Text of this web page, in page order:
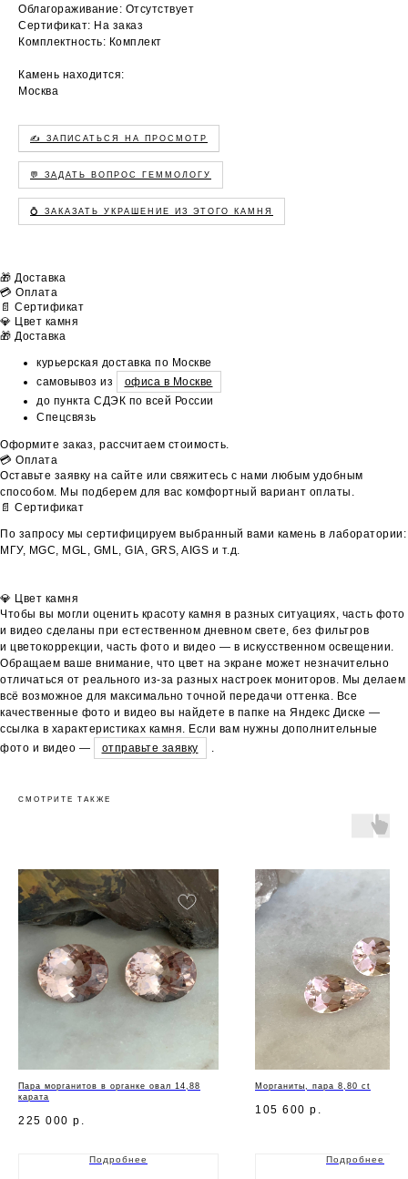
Облагораживание: Отсутствует
Сертификат: На заказ
Комплектность: Комплект
Камень находится:
Москва
✍️ ЗАПИСАТЬСЯ НА ПРОСМОТР
💬 ЗАДАТЬ ВОПРОС ГЕММОЛОГУ
💍 ЗАКАЗАТЬ УКРАШЕНИЕ ИЗ ЭТОГО КАМНЯ
🎁 Доставка
💳 Оплата
📄 Сертификат
💎 Цвет камня
🎁 Доставка
курьерская доставка по Москве
самовывоз из
офиса в Москве
до пункта СДЭК по всей России
Спецсвязь
Оформите заказ, рассчитаем стоимость.
💳 Оплата
Оставьте заявку на сайте или свяжитесь с нами любым удобным
способом. Мы подберем для вас комфортный вариант оплаты.
📄 Сертификат
По запросу мы сертифицируем выбранный вами камень в лаборатории:
МГУ, MGC, MGL, GML, GIA, GRS, AIGS и т.д.
💎 Цвет камня
Чтобы вы могли оценить красоту камня в разных ситуациях, часть фото
и видео сделаны при естественном дневном свете, без фильтров
и цветокоррекции, часть фото и видео — в искусственном освещении.
Обращаем ваше внимание, что цвет на экране может незначительно
отличаться от реального из-за разных настроек мониторов. Мы делаем
всё возможное для максимально точной передачи оттенка. Все
качественные фото и видео вы найдете в папке на Яндекс Диске —
ссылка в характеристиках камня. Если вам нужны дополнительные
фото и видео —
отправьте заявку
СМОТРИТЕ ТАКЖЕ
Пара морганитов в органке овал 14,88
карата
225 000 р.
Подробнее
Морганиты, пара 8,80 ct
105 600 р.
Подробнее